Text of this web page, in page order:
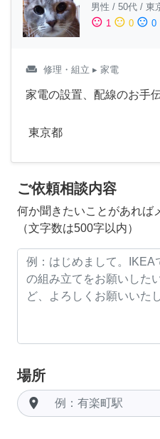
男性 / 50代 / 東
sentiment_satisfied 1 sentiment_neutral 0 sentiment_dissatisfied 0
weekend 修理・組立 ▸ 家電
家電の設置、配線のお手
東京都
ご依頼相談内容
何か聞きたいことがあれば
（文字数は500字以内）
場所
room